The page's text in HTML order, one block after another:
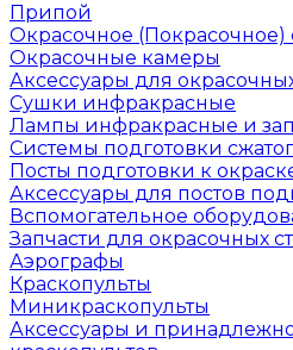
Припой
Окрасочное (Покрасочное)
Окрасочные камеры
Аксессуары для
Сушки инфракрасные
Лампы инфракрасные и
Системы подготовки
Посты подготовки к
Аксессуары для постов
Вспомогательное
Запчасти для окрасочных
Аэрографы
Краскопульты
Миникраскопульты
Аксессуары и